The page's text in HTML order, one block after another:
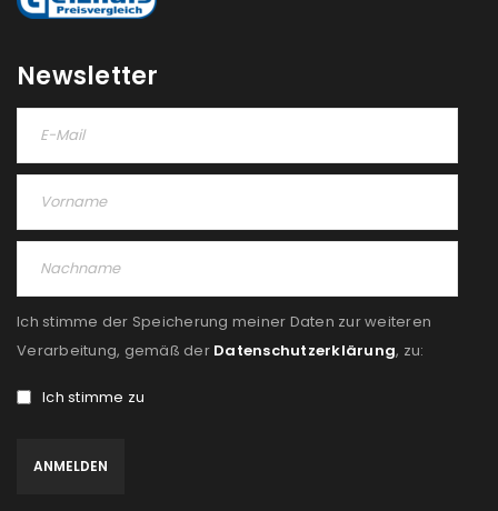
Newsletter
Ich stimme der Speicherung meiner Daten zur weiteren
Verarbeitung, gemäß der Datenschutzerklärung, zu:
Ich stimme zu